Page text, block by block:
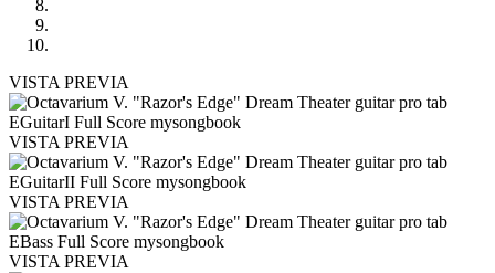
VISTA PREVIA
VISTA PREVIA
VISTA PREVIA
VISTA PREVIA